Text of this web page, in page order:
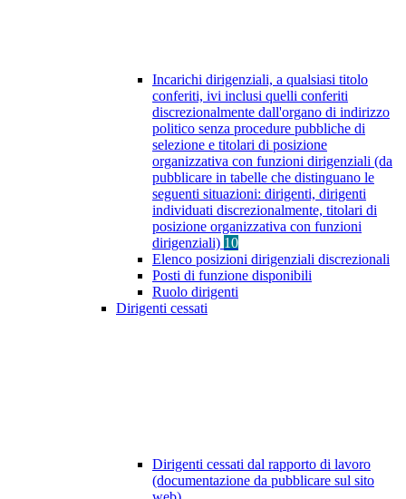
Incarichi dirigenziali, a qualsiasi titolo
conferiti, ivi inclusi quelli conferiti
discrezionalmente dall'organo di indirizzo
politico senza procedure pubbliche di
selezione e titolari di posizione
organizzativa con funzioni dirigenziali (da
pubblicare in tabelle che distinguano le
seguenti situazioni: dirigenti, dirigenti
individuati discrezionalmente, titolari di
posizione organizzativa con funzioni
dirigenziali) 10
Elenco posizioni dirigenziali discrezionali
Posti di funzione disponibili
Ruolo dirigenti
Dirigenti cessati
Dirigenti cessati dal rapporto di lavoro
(documentazione da pubblicare sul sito